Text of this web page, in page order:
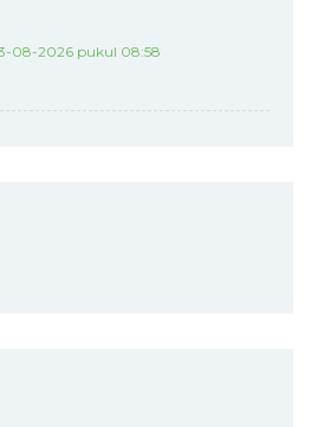
08-2026 pukul 08:58